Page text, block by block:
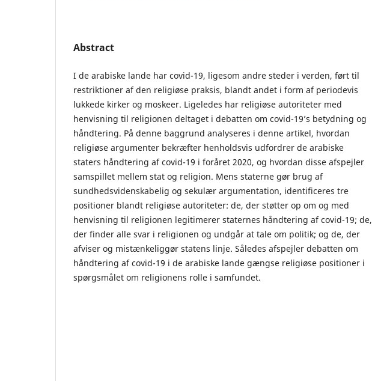
Abstract
I de arabiske lande har covid-19, ligesom andre steder i verden, ført til
restriktioner af den religiøse praksis, blandt andet i form af periodevis
lukkede kirker og moskeer. Ligeledes har religiøse autoriteter med
henvisning til religionen deltaget i debatten om covid-19’s betydning og
håndtering. På denne baggrund analyseres i denne artikel, hvordan
religiøse argumenter bekræfter henholdsvis udfordrer de arabiske
staters håndtering af covid-19 i foråret 2020, og hvordan disse afspejler
samspillet mellem stat og religion. Mens staterne gør brug af
sundhedsvidenskabelig og sekulær argumentation, identificeres tre
positioner blandt religiøse autoriteter: de, der støtter op om og med
henvisning til religionen legitimerer staternes håndtering af covid-19; de,
der finder alle svar i religionen og undgår at tale om politik; og de, der
afviser og mistænkeliggør statens linje. Således afspejler debatten om
håndtering af covid-19 i de arabiske lande gængse religiøse positioner i
spørgsmålet om religionens rolle i samfundet.